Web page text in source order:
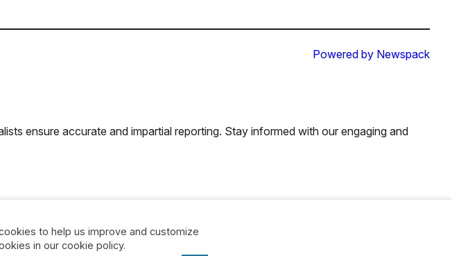
Powered by Newspack
ensure accurate and impartial reporting. Stay informed with our engaging and
to help us improve and customize
in our cookie policy.